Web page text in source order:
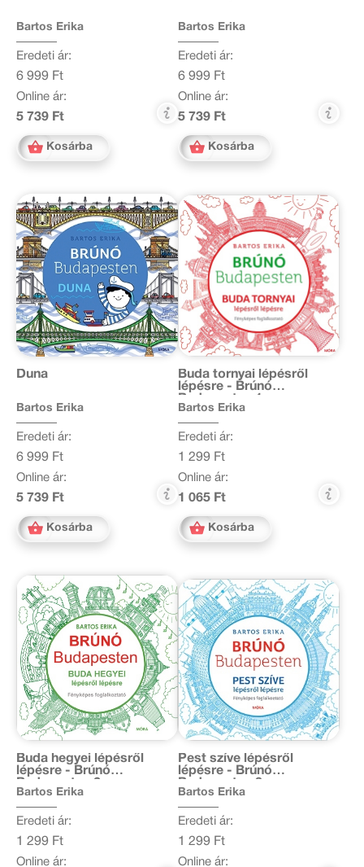
Bartos Erika
Eredeti ár:
6 999 Ft
Online ár:
5 739 Ft
Kosárba
Bartos Erika
Eredeti ár:
6 999 Ft
Online ár:
5 739 Ft
Kosárba
Duna
Bartos Erika
Eredeti ár:
6 999 Ft
Online ár:
5 739 Ft
Kosárba
Buda tornyai lépésről
lépésre - Brúnó
Bartos Erika
Eredeti ár:
1 299 Ft
Online ár:
1 065 Ft
Kosárba
Buda hegyei lépésről
lépésre - Brúnó
Bartos Erika
Eredeti ár:
1 299 Ft
Online ár:
Pest szíve lépésről
lépésre - Brúnó
Bartos Erika
Eredeti ár:
1 299 Ft
Online ár: